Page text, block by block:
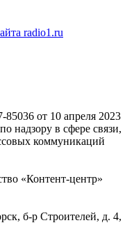
radio1.ru
от 10 апреля 2023
надзору в сфере связи,
коммуникаций
«Контент-центр»
б-р Строителей, д. 4,